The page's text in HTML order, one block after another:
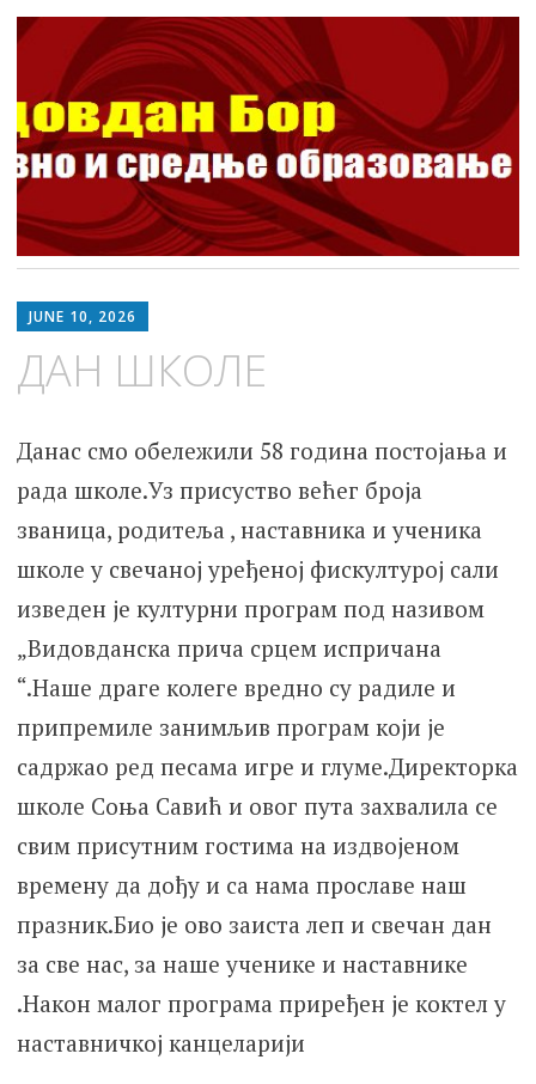
ШОСО Видовдан Бор
Школа за основно и средње образовање
to
JUNE 10, 2026
ДАН ШКОЛЕ
Данас смо обележили 58 година постојања и
рада школе.Уз присуство већег броја
званица, родитеља , наставника и ученика
школе у свечаној уређеној фискултурој сали
изведен је културни програм под називом
„Видовданска прича срцем испричана
“.Наше драге колеге вредно су радиле и
припремиле занимљив програм који је
садржао ред песама игре и глуме.Директорка
школе Соња Савић и овог пута захвалила се
свим присутним гостима на издвојеном
времену да дођу и са нама прославе наш
празник.Био је ово заиста леп и свечан дан
за све нас, за наше ученике и наставнике
.Након малог програма приређен је коктел у
наставничкој канцеларији